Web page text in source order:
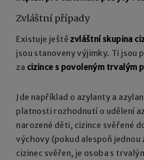
Zvláštní případy
Existuje ještězvláštní skupina
jsou stanoveny výjimky. Ti jsou
za cizince s povoleným trvalým
Jde například o azylanty a
platnosti rozhodnutí o udělení
narozené děti, cizince svěřené
výchovy (pokud alespoň jednou
cizinec svěřen, je osoba s